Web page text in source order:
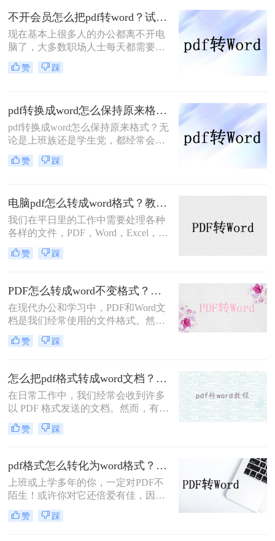
练，相应的操作要求也越来越高，其
中还有 PDF文件格式转换，想要将
pdf转换成word文档，这个问题把握好
了，可以让工作更快捷，对于这种pdf
转word之后怎么编辑，下面一看看pdf
怎么免费转换成word文档吧。
不开会员怎么把pdf转word？试试这二个方法！
现在基本上很多人的办公都离不开电
脑了，大多数职场人士每天都需要处
理各种各样的办公文件，而文件的格
式转换也是经常遇到的，如果你还不
家一起聊一聊不开会员怎么把pdf转
word？下面一起看看吧。
赞 踩
pdf转换成word怎么保持原来格式？四个方法教你正确打开！
pdf转换成word怎么保持原来格式？无
论是上班族还是学生党，都经常会碰
到需要给文件转格式的问题，PDF文
件一般不好直接编辑，需要转成word
所以这里给大家推荐几个好用的PDF
转换方法。
赞 踩
电脑pdf怎么转成word格式？教你二个免费方法！
我们在平日里的工作中需要处理各种
各样的文件，PDF，Word，Excel，
PPT多多少少都有用到，各种的工作
内容需要用到不同的工具，在一些的
式，很多初入职场的小伙伴不清楚电
脑pdf怎么转成word格式，那么小编下
面就来分享二个免费转换方法，一起
来看看吧。
赞 踩
PDF怎么转成word不变格式？手把手教你转换！
在现代办公和学习中，PDF和Word文
档是我们经常使用的文件格式。然
而，有时我们需要将PDF文件转换成
Word文档以方便编辑和修改。随着技
换工具来实现这一目标。那么，PDF
怎么转成word不变格式呢?接下来，
让我们一起去了解一下吧!
赞 踩
怎么把pdf格式转成word文档？你可以试着这样转换~
在日常工作中，我们经常会收到许多
以 PDF 格式发送的文档。然而，有时
候我们需要编辑 PDF 文件中的内容，
而 PDF 文件并不是一个易于编辑的格
成 Word 文档是非常必要的。转换
PDF 文件成 Word 文档的方法有很
多，以下是怎么把pdf格式转成word文
档方法。
赞 踩
pdf格式怎么转化为word格式？三种操作方法分享给你！
上班或上学多年的你，一定对PDF不
陌生！或许你对它还倍爱有佳，因为
不管在哪它都能保留住你设置好的文
档格式！不过，有时候你对它可能也
赞 踩